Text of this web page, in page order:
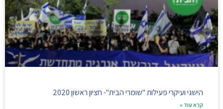
הישגי ועיקרי פעילות "שומרי הבית"- חציון ראשון 2020
קרא עוד »